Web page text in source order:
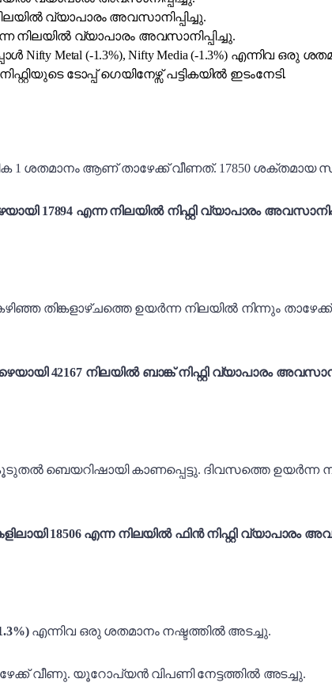
വ്യാപാരം അവസാനിപ്പിച്ചു.
നിലയിൽ വ്യാപാരം അവസാനിപ്പിച്ചു.
Nifty Metal (-1.3%), Nifty Media (-1.3%) എന്നിവ
നിഫ്റ്റിയുടെ ടോപ്പ് ഗെയിനേഴ്സ് പട്ടികയിൽ ഇടംനേടി.
1 ശതമാനം ആണ് താഴേക്ക് വീണത്. 17850 ശക്തമായ
17894 എന്ന നിലയിൽ നിഫ്റ്റി വ്യാപാരം
തിങ്കളാഴ്ചത്തെ ഉയർന്ന നിലയിൽ നിന്നും
42167 നിലയിൽ ബാങ്ക് നിഫ്റ്റി വ്യാപാരം
ബെയറിഷായി കാണപ്പെട്ടു. ദിവസത്തെ ഉയർന്ന
18506 എന്ന നിലയിൽ ഫിൻ നിഫ്റ്റി വ്യാപാരം
എന്നിവ ഒരു ശതമാനം നഷ്ടത്തിൽ അടച്ചു.
വീണു. യൂറോപ്യൻ വിപണി നേട്ടത്തിൽ അടച്ചു.